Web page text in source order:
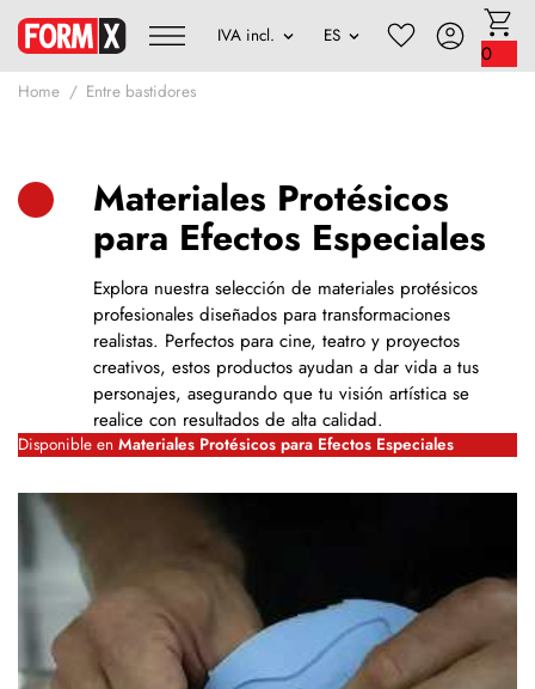
0
Home Entre bastidores
Materiales Protésicos
para Efectos Especiales
Explora nuestra selección de materiales protésicos
profesionales diseñados para transformaciones
realistas. Perfectos para cine, teatro y proyectos
creativos, estos productos ayudan a dar vida a tus
personajes, asegurando que tu visión artística se
realice con resultados de alta calidad.
Disponible en Materiales Protésicos para Efectos Especiales